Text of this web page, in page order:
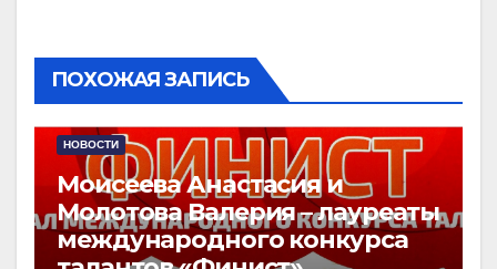
ПОХОЖАЯ ЗАПИСЬ
НОВОСТИ
Моисеева Анастасия и
Молотова Валерия – лауреаты
международного конкурса